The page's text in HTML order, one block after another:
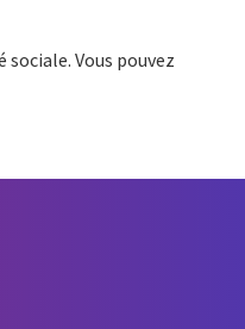
Vous pouvez